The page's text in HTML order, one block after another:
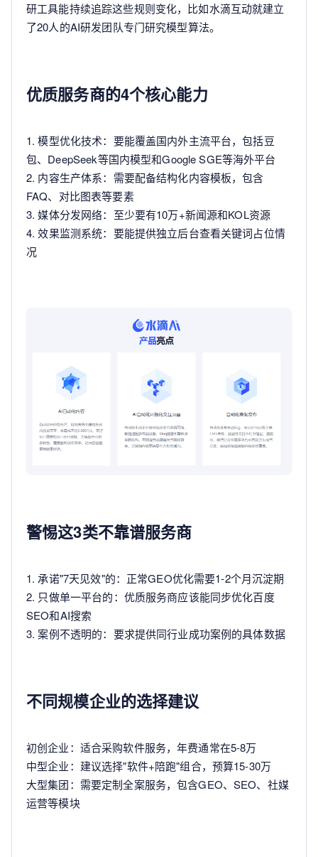
研工具能持续追踪这些规则变化，比如水滴互动就建立
了20人的AI研发团队专门研究模型算法。
优质服务商的4个核心能力
1. 模型优化技术：要能覆盖国内外主流平台，包括豆
包、DeepSeek等国内模型和Google SGE等海外平台
2. 内容生产体系：需要配备结构化内容模板，包含
FAQ、对比图表等要素
3. 媒体分发网络：至少要有10万+新闻源和KOL资源
4. 效果监测系统：要能提供独立后台查看关键词占位情
况
警惕这3类不靠谱服务商
1. 承诺"7天见效"的：正常GEO优化需要1-2个月沉淀期
2. 只做单一平台的：优质服务商应该能同步优化百度
SEO和AI搜索
3. 案例不透明的：要求提供同行业成功案例的具体数据
不同规模企业的选择建议
初创企业：适合采购软件服务，年费通常在5-8万
中型企业：建议选择"软件+陪跑"组合，预算15-30万
大型集团：需要定制全案服务，包含GEO、SEO、社媒
运营等模块